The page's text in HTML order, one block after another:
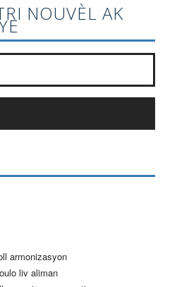
NOUVÈL AK
lis bilten nou an? *
armonizasyon
liv aliman